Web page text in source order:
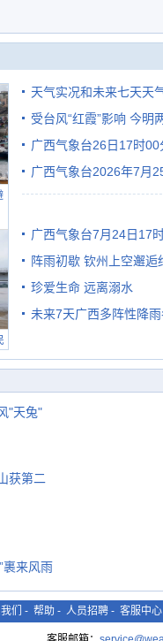
天气实况和未来七天天
受台风“红霞”影响 今明
有较强降雨
广西气象台26日17时
广西气象台2026年7月
广西气象台7月24日17
阵雨初歇 钦州上空邂逅
珍爱生命 远离溺水
未来7天广西多阵性降
"天兔"
获第二
裹来风雨
们 - 帮助 - 人员招聘 - 客服中心